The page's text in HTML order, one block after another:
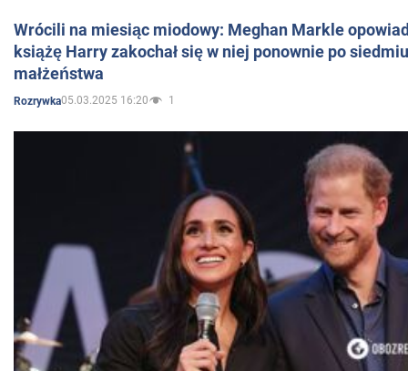
Wrócili na miesiąc miodowy: Meghan Markle
książę Harry zakochał się w niej ponownie po
małżeństwa
Rozrywka05.03.2025 16:20 1